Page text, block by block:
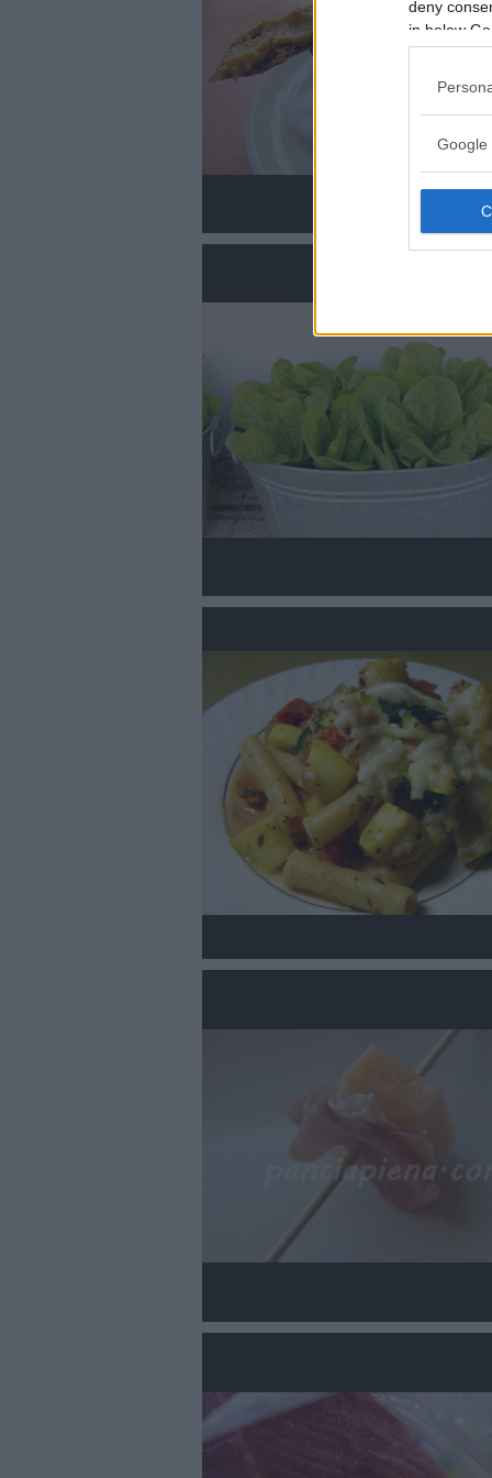
deny
in below
Google